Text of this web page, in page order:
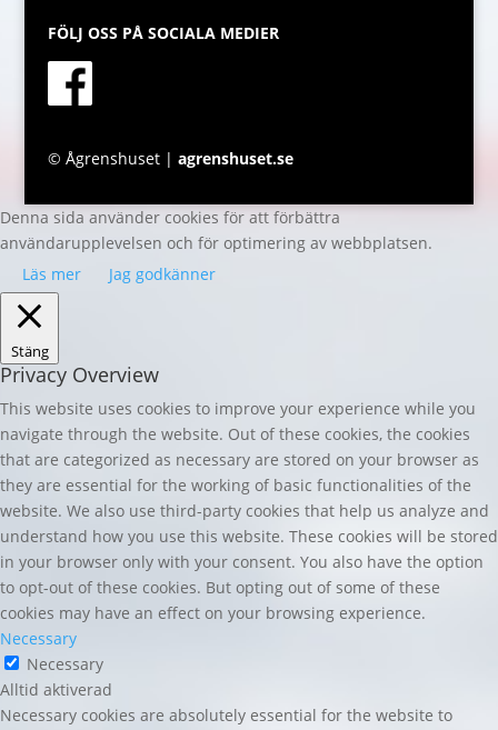
FÖLJ OSS PÅ SOCIALA MEDIER
© Ågrenshuset | agrenshuset.se
Denna sida använder cookies för att förbättra
användarupplevelsen och för optimering av webbplatsen.
Läs mer
Jag godkänner
Stäng
Privacy Overview
This website uses cookies to improve your experience while you
navigate through the website. Out of these cookies, the cookies
that are categorized as necessary are stored on your browser as
they are essential for the working of basic functionalities of the
website. We also use third-party cookies that help us analyze and
understand how you use this website. These cookies will be stored
in your browser only with your consent. You also have the option
to opt-out of these cookies. But opting out of some of these
cookies may have an effect on your browsing experience.
Necessary
Necessary
Alltid aktiverad
Necessary cookies are absolutely essential for the website to